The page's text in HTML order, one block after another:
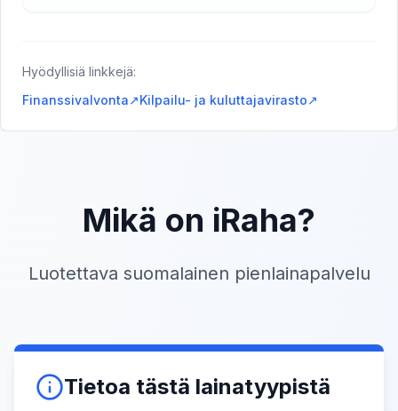
Hyödyllisiä linkkejä:
Finanssivalvonta↗Kilpailu- ja kuluttajavirasto↗
Mikä on iRaha?
Luotettava suomalainen pienlainapalvelu
Tietoa tästä lainatyypistä